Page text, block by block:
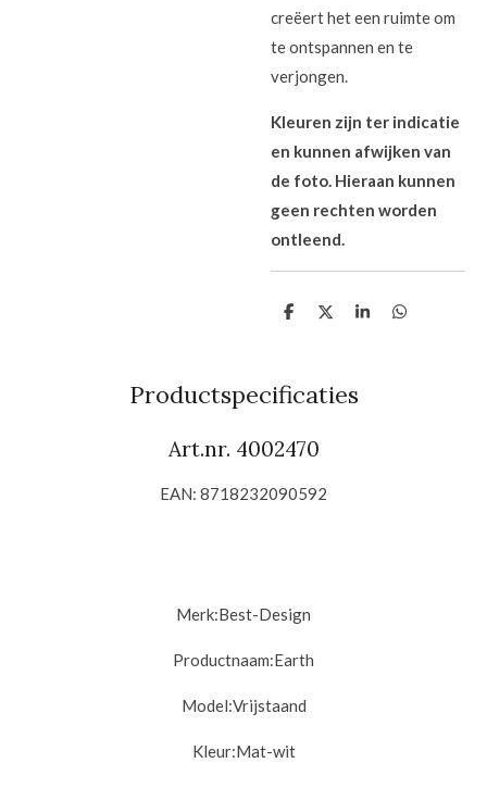
creëert het een ruimte om
te ontspannen en te
verjongen.
Kleuren zijn ter indicatie
en kunnen afwijken van
de foto. Hieraan kunnen
geen rechten worden
ontleend.
D
n
D
S
D
Productspecificaties
Art.nr. 4002470
EAN: 8718232090592
Merk:Best-Design
Productnaam:Earth
Model:Vrijstaand
Kleur:Mat-wit